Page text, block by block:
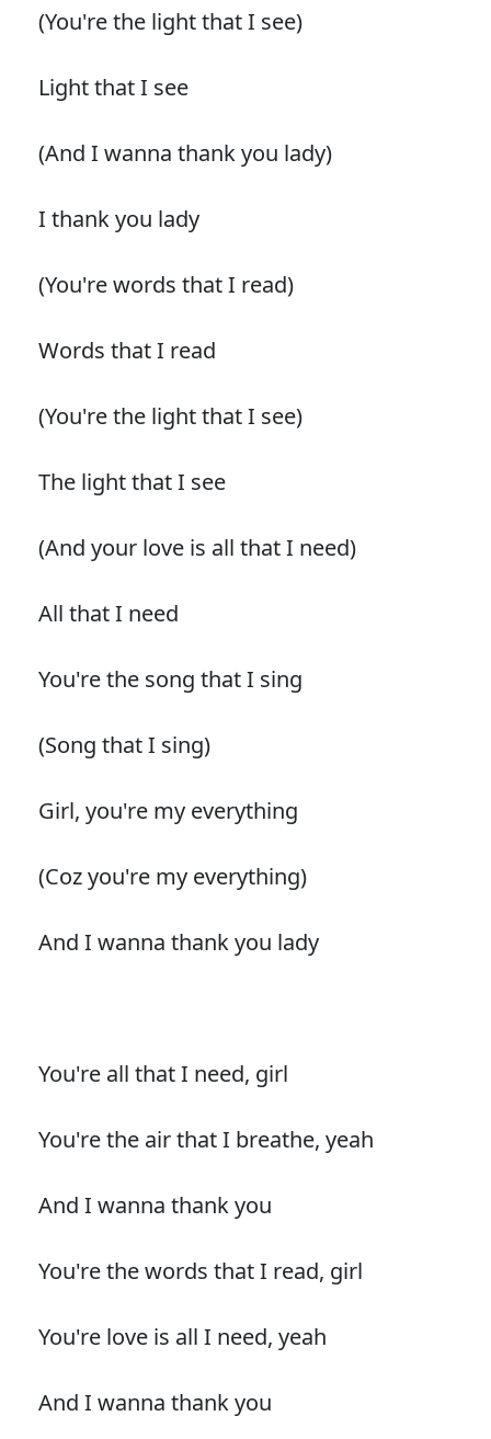
(You're the light that I see)
Light that I see
(And I wanna thank you lady)
I thank you lady
(You're words that I read)
Words that I read
(You're the light that I see)
The light that I see
(And your love is all that I need)
All that I need
You're the song that I sing
(Song that I sing)
Girl, you're my everything
(Coz you're my everything)
And I wanna thank you lady
You're all that I need, girl
You're the air that I breathe, yeah
And I wanna thank you
You're the words that I read, girl
You're love is all I need, yeah
And I wanna thank you